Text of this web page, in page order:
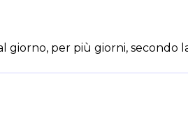
per più giorni, secondo